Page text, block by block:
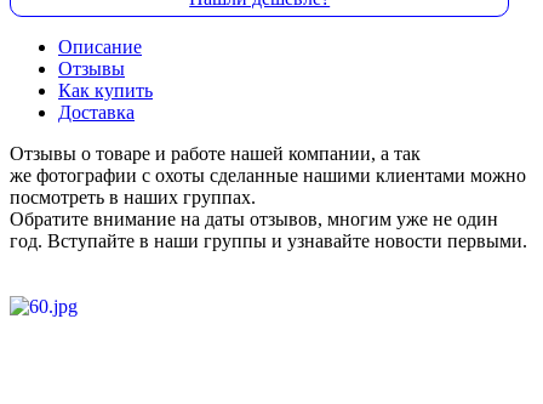
Описание
Отзывы
Как купить
Доставка
Отзывы о товаре и работе нашей компании, а так
же фотографии с охоты сделанные нашими клиентами можно
посмотреть в наших группах.
Обратите внимание на даты отзывов, многим уже не один
год. Вступайте в наши группы и узнавайте новости первыми.